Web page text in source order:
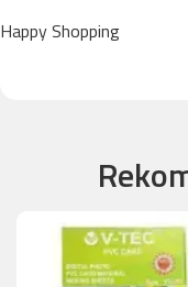
Happy Shopping